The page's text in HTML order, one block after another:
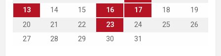
13
14 15 16 17 18
19
20
21 22 23 24 25
26
27
28 29 30 31